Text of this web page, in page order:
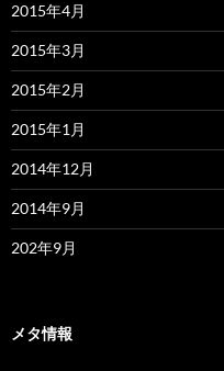
2015年4月
2015年3月
2015年2月
2015年1月
2014年12月
2014年9月
202年9月
メタ情報